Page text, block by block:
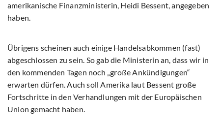
amerikanische Finanzministerin, Heidi Bessent, angegeben
haben.
Übrigens scheinen auch einige Handelsabkommen (fast)
abgeschlossen zu sein. So gab die Ministerin an, dass wir in
den kommenden Tagen noch „große Ankündigungen“
erwarten dürfen. Auch soll Amerika laut Bessent große
Fortschritte in den Verhandlungen mit der Europäischen
Union gemacht haben.